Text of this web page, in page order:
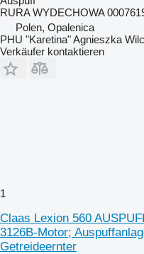
RURA WYDECHOWA
Polen, Opalenica
PHU "Karetina" Agnieszka
Verkäufer kontaktieren
1
Claas Lexion 560
3126B-Motor;
Getreideernter